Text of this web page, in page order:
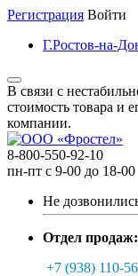
Регистрация Войти
Г.Ростов-на-
В связи с
стоимость товара и
компании.
8-800-550-92-10
пн-пт с 9-00 до 18-00
Не
Отдел продаж:
+7 (938) 110-